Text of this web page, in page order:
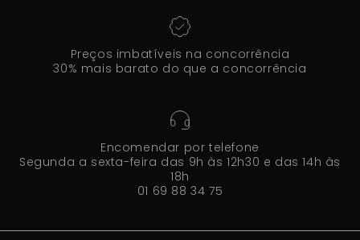
Preços imbatíveis na concorrência
30% mais barato do que a concorrência
Encomendar por telefone
Segunda a sexta-feira das 9h às 12h30 e das 14h às
18h
01 69 88 34 75